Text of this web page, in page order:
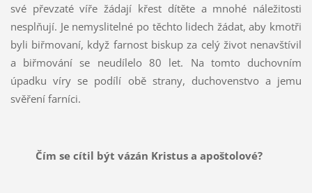
své převzaté víře žádají křest dítěte a mnohé náležitosti
nesplňují. Je nemyslitelné po těchto lidech žádat, aby kmotři
byli biřmovaní, když farnost biskup za celý život nenavštívil
a biřmování se neudílelo 80 let. Na tomto duchovním
úpadku víry se podílí obě strany, duchovenstvo a jemu
svěření farníci.
Čím se cítil být vázán Kristus a apoštolové?